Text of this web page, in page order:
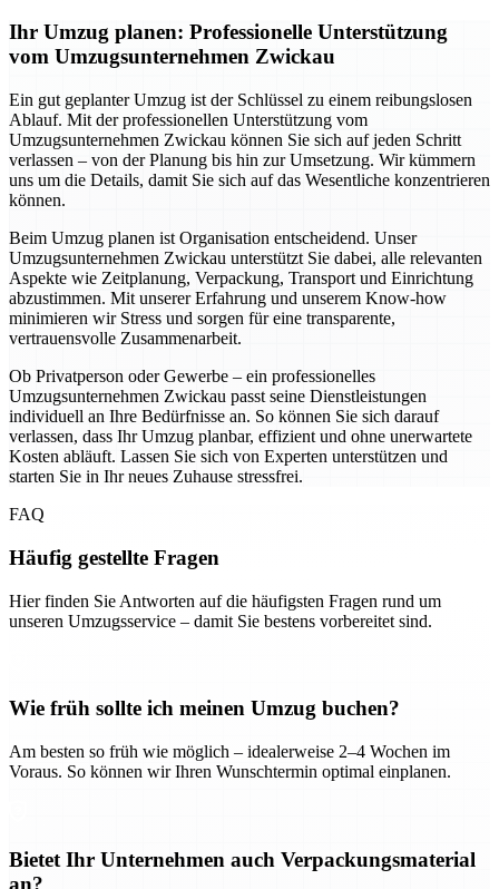
Ihr Umzug planen: Professionelle Unterstützung
vom Umzugsunternehmen Zwickau
Ein gut geplanter Umzug ist der Schlüssel zu einem reibungslosen
Ablauf. Mit der professionellen Unterstützung vom
Umzugsunternehmen Zwickau können Sie sich auf jeden Schritt
verlassen – von der Planung bis hin zur Umsetzung. Wir kümmern
uns um die Details, damit Sie sich auf das Wesentliche konzentrieren
können.
Beim Umzug planen ist Organisation entscheidend. Unser
Umzugsunternehmen Zwickau unterstützt Sie dabei, alle relevanten
Aspekte wie Zeitplanung, Verpackung, Transport und Einrichtung
abzustimmen. Mit unserer Erfahrung und unserem Know-how
minimieren wir Stress und sorgen für eine transparente,
vertrauensvolle Zusammenarbeit.
Ob Privatperson oder Gewerbe – ein professionelles
Umzugsunternehmen Zwickau passt seine Dienstleistungen
individuell an Ihre Bedürfnisse an. So können Sie sich darauf
verlassen, dass Ihr Umzug planbar, effizient und ohne unerwartete
Kosten abläuft. Lassen Sie sich von Experten unterstützen und
starten Sie in Ihr neues Zuhause stressfrei.
FAQ
Häufig gestellte Fragen
Hier finden Sie Antworten auf die häufigsten Fragen rund um
unseren Umzugsservice – damit Sie bestens vorbereitet sind.
Wie früh sollte ich meinen Umzug buchen?
Am besten so früh wie möglich – idealerweise 2–4 Wochen im
Voraus. So können wir Ihren Wunschtermin optimal einplanen.
Bietet Ihr Unternehmen auch Verpackungsmaterial
an?